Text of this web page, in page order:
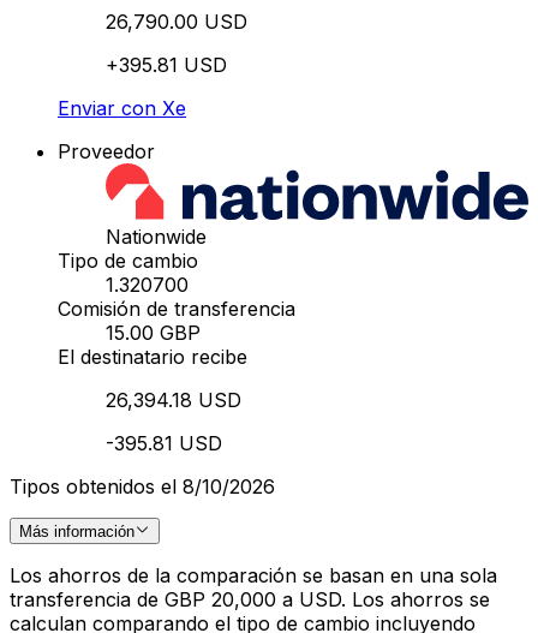
26,790.00 USD
+395.81 USD
Enviar con Xe
Proveedor
Nationwide
Tipo de cambio
1.320700
Comisión de transferencia
15.00 GBP
El destinatario recibe
26,394.18 USD
-395.81 USD
Tipos obtenidos el 8/10/2026
Más información
Los ahorros de la comparación se basan en una sola
transferencia de GBP 20,000 a USD. Los ahorros se
calculan comparando el tipo de cambio incluyendo